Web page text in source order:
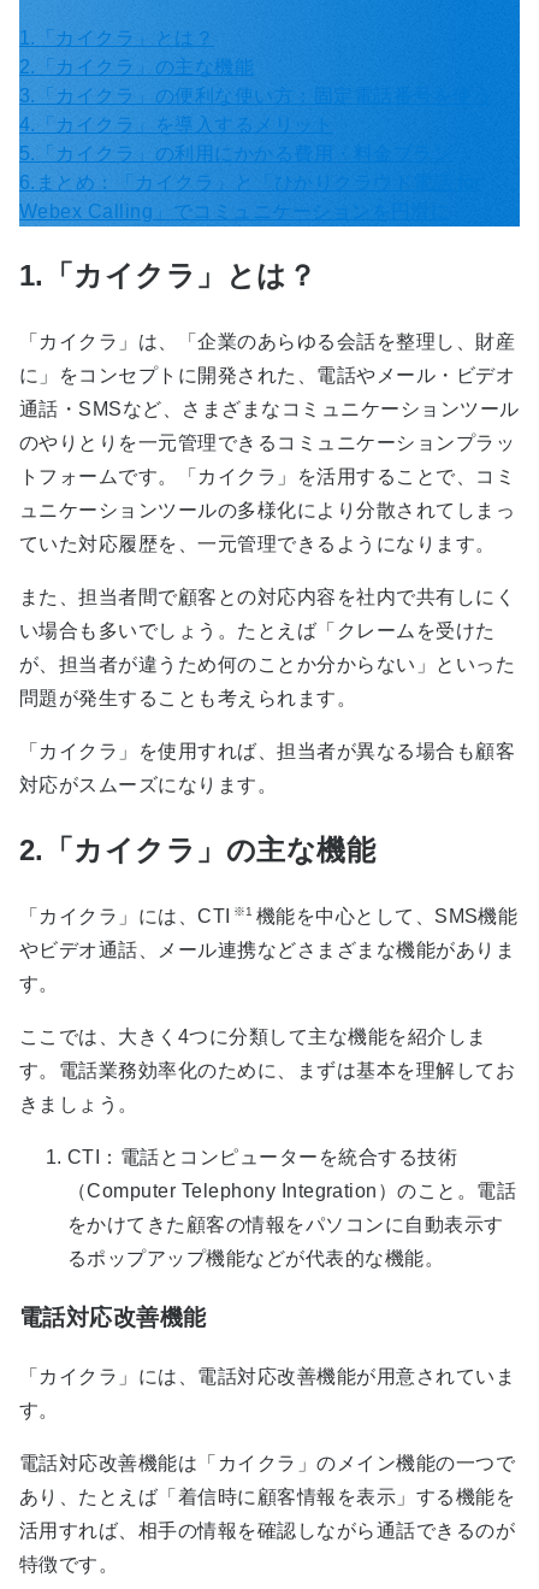
1.「カイクラ」とは？
2.「カイクラ」の主な機能
3.「カイクラ」の便利な使い方：固定電話番号を使う
4.「カイクラ」を導入するメリット
5.「カイクラ」の利用にかかる費用・料金プラン
6.まとめ：「カイクラ」と「ひかりクラウド電話 for
Webex Calling」でコミュニケーションを円滑に
1.「カイクラ」とは？
「カイクラ」は、「企業のあらゆる会話を整理し、財産
に」をコンセプトに開発された、電話やメール・ビデオ
通話・SMSなど、さまざまなコミュニケーションツール
のやりとりを一元管理できるコミュニケーションプラッ
トフォームです。「カイクラ」を活用することで、コミ
ュニケーションツールの多様化により分散されてしまっ
ていた対応履歴を、一元管理できるようになります。
また、担当者間で顧客との対応内容を社内で共有しにく
い場合も多いでしょう。たとえば「クレームを受けた
が、担当者が違うため何のことか分からない」といった
問題が発生することも考えられます。
「カイクラ」を使用すれば、担当者が異なる場合も顧客
対応がスムーズになります。
2.「カイクラ」の主な機能
「カイクラ」には、CTI ※1 機能を中心として、SMS機能
やビデオ通話、メール連携などさまざまな機能がありま
す。
ここでは、大きく4つに分類して主な機能を紹介しま
す。電話業務効率化のために、まずは基本を理解してお
きましょう。
CTI：電話とコンピューターを統合する技術
（Computer Telephony Integration）のこと。電話
をかけてきた顧客の情報をパソコンに自動表示す
るポップアップ機能などが代表的な機能。
電話対応改善機能
「カイクラ」には、電話対応改善機能が用意されていま
す。
電話対応改善機能は「カイクラ」のメイン機能の一つで
あり、たとえば「着信時に顧客情報を表示」する機能を
活用すれば、相手の情報を確認しながら通話できるのが
特徴です。